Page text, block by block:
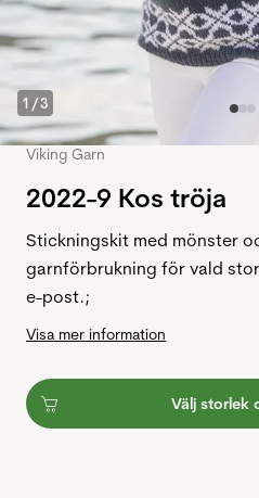
1 /3
Viking Garn
2022-9 Kos tröja
Stickningskit med mönster
garnförbrukning för vald
e-post.;
Visa mer information
Välj storlek